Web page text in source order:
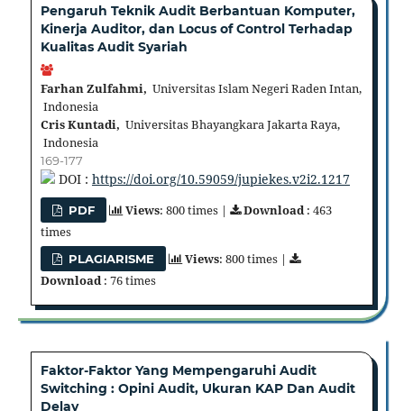
Pengaruh Teknik Audit Berbantuan Komputer,
Kinerja Auditor, dan Locus of Control Terhadap
Kualitas Audit Syariah
Farhan Zulfahmi, Universitas Islam Negeri Raden Intan,
Indonesia
Cris Kuntadi, Universitas Bhayangkara Jakarta Raya,
Indonesia
169-177
DOI : https://doi.org/10.59059/jupiekes.v2i2.1217
PDF Views: 800 times | Download: 463
times
PLAGIARISME Views: 800 times |
Download: 76 times
Faktor-Faktor Yang Mempengaruhi Audit
Switching : Opini Audit, Ukuran KAP Dan Audit
Delay